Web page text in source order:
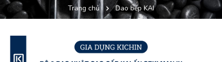
Trang chủ Dao bếp KAI